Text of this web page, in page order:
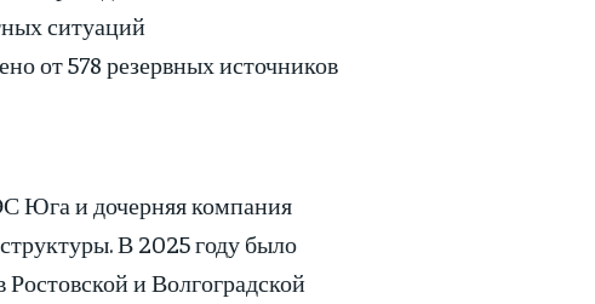
ситуаций
от 578 резервных источников
Юга и дочерняя компания
В 2025 году было
и Волгоградской